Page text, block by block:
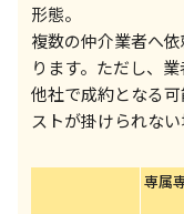
形態。
複数の仲介業者へ
ります。ただし、
他社で成約となる
ストが掛けられない
専属